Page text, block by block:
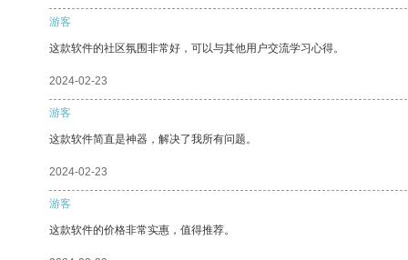
游客
这款软件的社区氛围非常好，可以与其他用户交流学习心得。
2024-02-23
游客
这款软件简直是神器，解决了我所有问题。
2024-02-23
游客
这款软件的价格非常实惠，值得推荐。